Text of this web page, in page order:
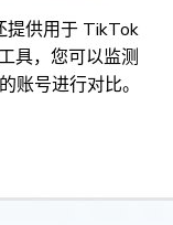
提供用于 TikTok
具，您可以监测
账号进行对比。